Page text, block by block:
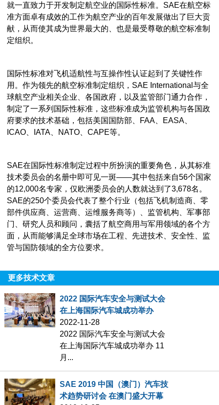
就一直致力于开发制定航空业的国际性标准。SAE在航空标
准方面卓有成效的工作为航空产业的百年发展做出了巨大贡
献，从而使其成为世界最大的、也是最受尊敬的航空标准制
定组织。
国际性标准对飞机适航性与互操作性认证起到了关键性作
用。作为领先的航空标准制定组织，SAE International与全
球航空产业相关企业、各国政府，以及监管部门通力合作，
制定了一系列国际性标准，这些标准成为监管机构与各国政
府要求的技术基础，包括美国国防部、FAA、EASA、
ICAO、IATA、NATO、CAPE等。
SAE在国际性标准制定过程中所扮演的重要角色，从其标准
技术委员会的名册中即可见一斑——其中包括来自56个国家
的12,000名专家，仅欧洲委员会的人数就达到了3,678名。
SAE的250个委员会代表了整个行业（包括飞机制造商、零
部件供应商、运营商、运维服务商等）、监管机构、军事部
门、研究人员和顾问，囊括了航空商用与军用领域的各个方
面，从而能够满足全球市场在工程、先进技术、安全性、监
管与国防领域的全方位要求。
更多技术文章
2022 国际汽车安全与测试大会
在上海国际汽车城成功举办
2022-11-28
2022 国际汽车安全与测试大会
在上海国际汽车城成功举办 11
月...
SAE 2019 中国（澳门）汽车技
术趋势研讨会 在澳门盛大开幕